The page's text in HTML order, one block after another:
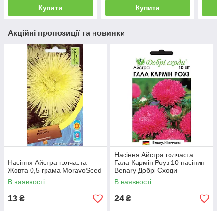
Купити Купити
Акційні пропозиції та новинки
Насіння Айстра голчаста
Жовта 0,5 грама MoravoSeed
В наявності
13 ₴
Насіння Айстра голчаста
Гала Кармін Роуз 10 насінин
Benary Добрі Сходи
В наявності
24 ₴